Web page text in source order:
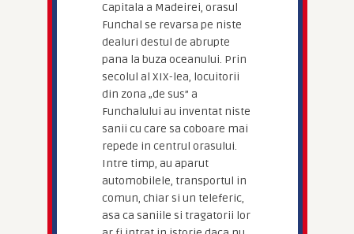
Capitala a Madeirei, orasul
Funchal se revarsa pe niste
dealuri destul de abrupte
pana la buza oceanului. Prin
secolul al XIX-lea, locuitorii
din zona „de sus” a
Funchalului au inventat niste
sanii cu care sa coboare mai
repede in centrul orasului.
Intre timp, au aparut
automobilele, transportul in
comun, chiar si un teleferic,
asa ca saniile si tragatorii lor